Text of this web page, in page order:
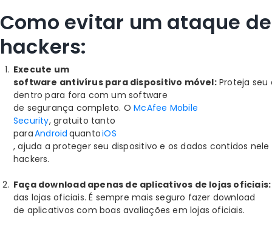
Como evitar um ataque de
hackers:
Execute um
software antivírus para dispositivo móvel:Proteja seu
dentro para fora com um software
de segurança completo. OMcAfee Mobile
Security, gratuito tanto
paraAndroid quantoiOS
, ajuda a proteger seu dispositivo e os dados contidos
hackers.
Faça download apenas de aplicativos de lojas
das lojas oficiais. É sempre mais seguro fazer download
de aplicativos com boas avaliações em lojas oficiais.